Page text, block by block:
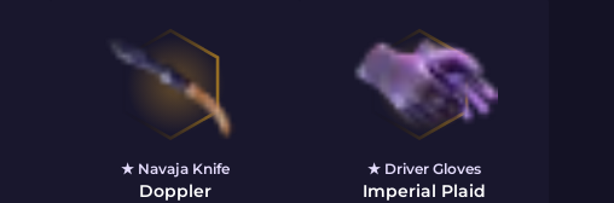
★ Navaja Knife
Doppler
★ Driver Gloves
Imperial Plaid